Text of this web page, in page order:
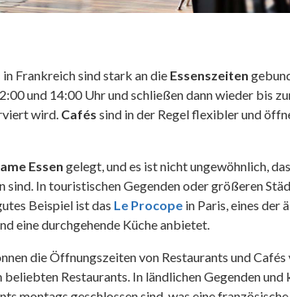
in Frankreich sind stark an die Essenszeiten
und 14:00 Uhr und schließen dann wieder bis
wird. Cafés sind in der Regel flexibler und
Essen gelegt, und es ist nicht ungewöhnlich,
sind. In touristischen Gegenden oder größeren
Beispiel ist das Le Procope in Paris, eines der
eine durchgehende Küche anbietet.
die Öffnungszeiten von Restaurants und Cafés
Restaurants. In ländlichen Gegenden und